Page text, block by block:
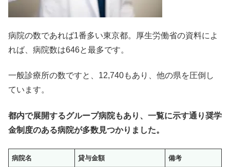
病院の数であれば1番多い東京都。厚生労働省の資料によ
れば、病院数は646と最多です。
一般診療所の数ですと、12,740もあり、他の県を圧倒し
ています。
都内で展開するグループ病院もあり、一覧に示す通り奨学
金制度のある病院が多数見つかりました。
病院名 貸与金額 備考